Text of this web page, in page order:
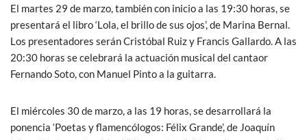
El martes 29 de marzo, también con inicio a las 19:30 horas, se
presentará el libro ‘Lola, el brillo de sus ojos’, de Marina Bernal.
Los presentadores serán Cristóbal Ruiz y Francis Gallardo. A las
20:30 horas se celebrará la actuación musical del cantaor
Fernando Soto, con Manuel Pinto a la guitarra.
El miércoles 30 de marzo, a las 19 horas, se desarrollará la
ponencia ‘Poetas y flamencólogos: Félix Grande’, de Joaquín